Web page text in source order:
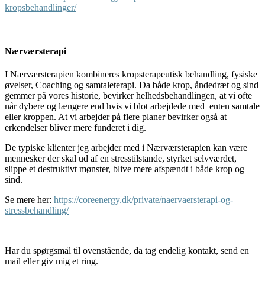
kropsbehandlinger/
Nærværsterapi
I Nærværsterapien kombineres kropsterapeutisk behandling, fysiske
øvelser, Coaching og samtaleterapi. Da både krop, åndedræt og sind
gemmer på vores historie, bevirker helhedsbehandlingen, at vi ofte
når dybere og længere end hvis vi blot arbejdede med enten samtale
eller kroppen. At vi arbejder på flere planer bevirker også at
erkendelser bliver mere funderet i dig.
De typiske klienter jeg arbejder med i Nærværsterapien kan være
mennesker der skal ud af en stresstilstande, styrket selvværdet,
slippe et destruktivt mønster, blive mere afspændt i både krop og
sind.
Se mere her: https://coreenergy.dk/private/naervaersterapi-og-
stressbehandling/
Har du spørgsmål til ovenstående, da tag endelig kontakt, send en
mail eller giv mig et ring.